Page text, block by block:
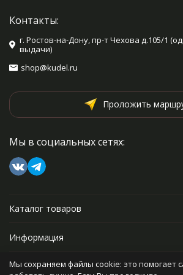
помощью которой вы освоите
орнамент!
Контакты:
г. Ростов-на-Дону, пр-т Чехова д.105/1
выдачи)
shop@kudel.ru
Проложить
Мы в социальных сетях:
Каталог товаров
Информация
Прочее
Мы сохраняем файлы cookie: это помогает